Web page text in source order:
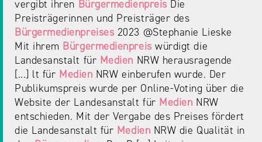
vergibt ihren Bürgermedienpreis Die
Preisträgerinnen und Preisträger des
Bürgermedienpreises 2023 @Stephanie Lieske
Mit ihrem Bürgermedienpreis würdigt die
Landesanstalt für Medien NRW herausragende
[...] lt für Medien NRW einberufen wurde. Der
Publikumspreis wurde per Online-Voting über die
Website der Landesanstalt für Medien NRW
entschieden. Mit der Vergabe des Preises fördert
die Landesanstalt für Medien NRW die Qualität in